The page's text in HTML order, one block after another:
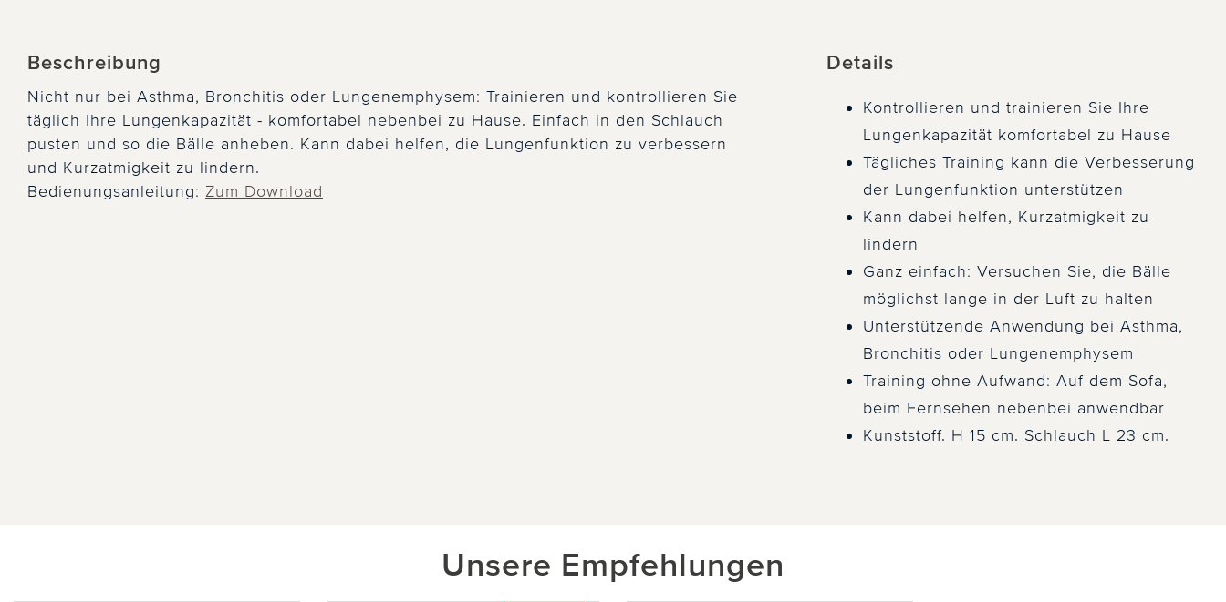
Beschreibung
Nicht nur bei Asthma, Bronchitis oder Lungenemphysem: Trainieren und kontrollieren Sie
täglich Ihre Lungenkapazität - komfortabel nebenbei zu Hause. Einfach in den Schlauch
pusten und so die Bälle anheben. Kann dabei helfen, die Lungenfunktion zu verbessern
und Kurzatmigkeit zu lindern.
Bedienungsanleitung: Zum Download
Details
Kontrollieren und trainieren Sie Ihre
Lungenkapazität komfortabel zu Hause
Tägliches Training kann die Verbesserung
der Lungenfunktion unterstützen
Kann dabei helfen, Kurzatmigkeit zu
lindern
Ganz einfach: Versuchen Sie, die Bälle
möglichst lange in der Luft zu halten
Unterstützende Anwendung bei Asthma,
Bronchitis oder Lungenemphysem
Training ohne Aufwand: Auf dem Sofa,
beim Fernsehen nebenbei anwendbar
Kunststoff. H 15 cm. Schlauch L 23 cm.
Unsere Empfehlungen